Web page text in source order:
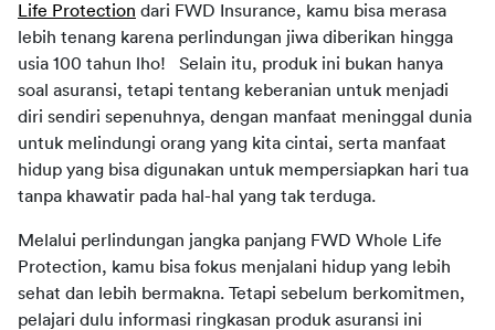
Life Protection dari FWD Insurance, kamu bisa merasa
lebih tenang karena perlindungan jiwa diberikan hingga
usia 100 tahun lho!   Selain itu, produk ini bukan hanya
soal asuransi, tetapi tentang keberanian untuk menjadi
diri sendiri sepenuhnya, dengan manfaat meninggal dunia
untuk melindungi orang yang kita cintai, serta manfaat
hidup yang bisa digunakan untuk mempersiapkan hari tua
tanpa khawatir pada hal-hal yang tak terduga.
Melalui perlindungan jangka panjang FWD Whole Life
Protection, kamu bisa fokus menjalani hidup yang lebih
sehat dan lebih bermakna. Tetapi sebelum berkomitmen,
pelajari dulu informasi ringkasan produk asuransi ini